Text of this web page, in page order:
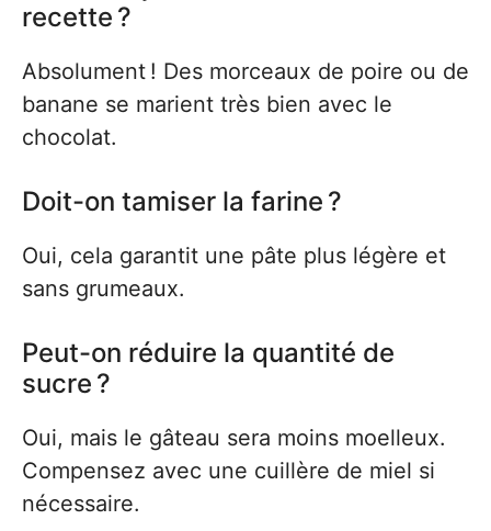
recette ?
Absolument ! Des morceaux de poire ou de
banane se marient très bien avec le
chocolat.
Doit-on tamiser la farine ?
Oui, cela garantit une pâte plus légère et
sans grumeaux.
Peut-on réduire la quantité de
sucre ?
Oui, mais le gâteau sera moins moelleux.
Compensez avec une cuillère de miel si
nécessaire.